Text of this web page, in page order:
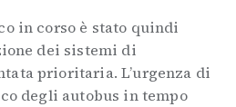
in corso è stato quindi
dei sistemi di
prioritaria. L’urgenza di
degli autobus in tempo